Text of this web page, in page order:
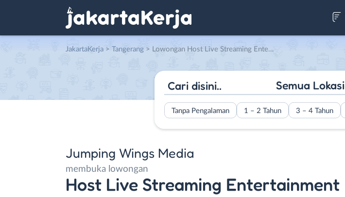
JakartaKerja > Tangerang > Lowongan Host Live Streaming Entertainment di Jumping Wings Media
Semua Lokasi
Tanpa Pengalaman 1 – 2 Tahun 3 – 4 Tahun
Jumping Wings Media
membuka lowongan
Host Live Streaming Entertainment